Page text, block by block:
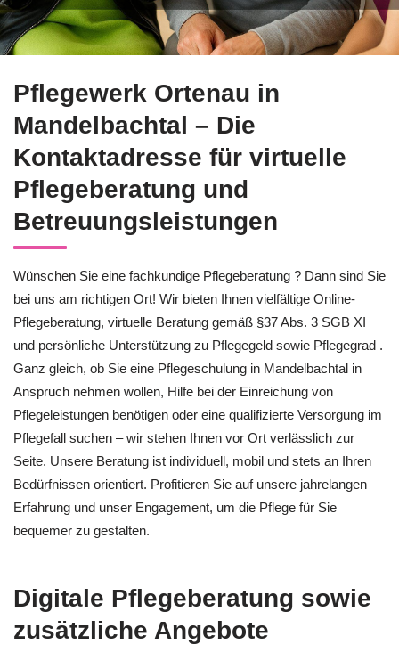
Pflegewerk Ortenau in
Mandelbachtal – Die
Kontaktadresse für virtuelle
Pflegeberatung und
Betreuungsleistungen
Wünschen Sie eine fachkundige Pflegeberatung ? Dann sind Sie
bei uns am richtigen Ort! Wir bieten Ihnen vielfältige Online-
Pflegeberatung, virtuelle Beratung gemäß §37 Abs. 3 SGB XI
und persönliche Unterstützung zu Pflegegeld sowie Pflegegrad .
Ganz gleich, ob Sie eine Pflegeschulung in Mandelbachtal in
Anspruch nehmen wollen, Hilfe bei der Einreichung von
Pflegeleistungen benötigen oder eine qualifizierte Versorgung im
Pflegefall suchen – wir stehen Ihnen vor Ort verlässlich zur
Seite. Unsere Beratung ist individuell, mobil und stets an Ihren
Bedürfnissen orientiert. Profitieren Sie auf unsere jahrelangen
Erfahrung und unser Engagement, um die Pflege für Sie
bequemer zu gestalten.
Digitale Pflegeberatung sowie
zusätzliche Angebote